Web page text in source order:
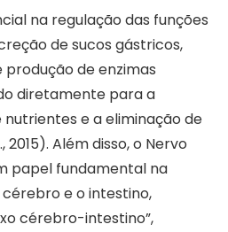
na regulação das funções
de sucos gástricos,
de enzimas
diretamente para a
e a eliminação de
Além disso, o Nervo
papel fundamental na
e o intestino,
cérebro-intestino”,